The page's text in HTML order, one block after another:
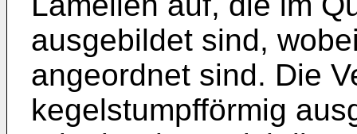
ausgebildet sind,
angeordnet sind. Die
kegelstumpfförmig